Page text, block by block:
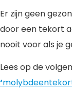
Er zijn geen
door een tekort
nooit voor als je
Lees op de
‘